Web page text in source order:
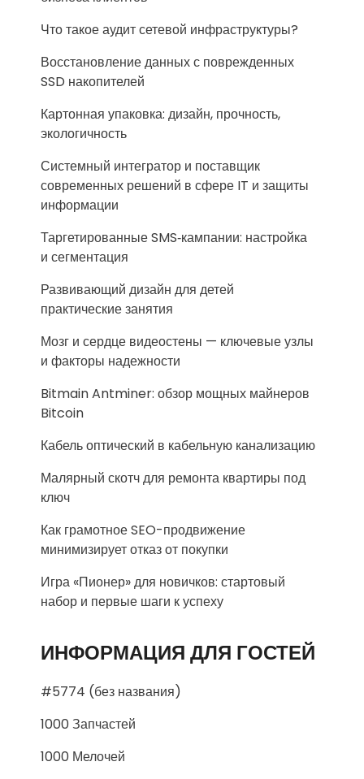
Что такое аудит сетевой инфраструктуры?
Восстановление данных с поврежденных
SSD накопителей
Картонная упаковка: дизайн, прочность,
экологичность
Системный интегратор и поставщик
современных решений в сфере IT и защиты
информации
Таргетированные SMS‑кампании: настройка
и сегментация
Развивающий дизайн для детей
практические занятия
Мозг и сердце видеостены — ключевые узлы
и факторы надежности
Bitmain Antminer: обзор мощных майнеров
Bitcoin
Кабель оптический в кабельную канализацию
Малярный скотч для ремонта квартиры под
ключ
Как грамотное SEO-продвижение
минимизирует отказ от покупки
Игра «Пионер» для новичков: стартовый
набор и первые шаги к успеху
ИНФОРМАЦИЯ ДЛЯ ГОСТЕЙ
#5774 (без названия)
1000 Запчастей
1000 Мелочей